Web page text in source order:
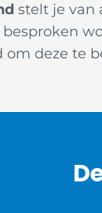
stelt je van
om deze te